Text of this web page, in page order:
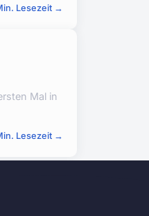
Lesezeit →
Mal in
Lesezeit →